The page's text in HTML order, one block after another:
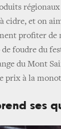
cidre, et on
profiter
foudre du
du Mont
prix à la
ses